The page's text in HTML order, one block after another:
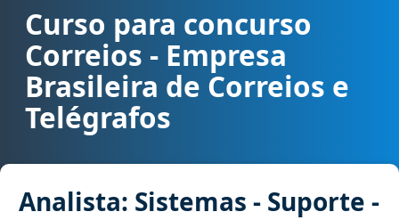
Curso para concurso Correios - Empresa Brasileira de Correios e
Curso para concurso
Correios - Empresa
Brasileira de Correios e
Telégrafos
Analista: Sistemas - Suporte -